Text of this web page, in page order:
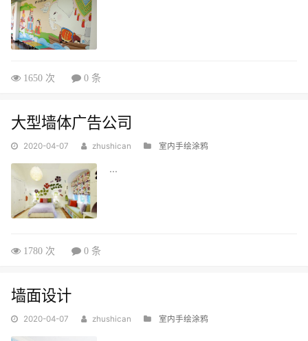
1650 次 0 条
大型墙体广告公司
2020-04-07 zhushican 室内手绘涂鸦
...
1780 次 0 条
墙面设计
2020-04-07 zhushican 室内手绘涂鸦